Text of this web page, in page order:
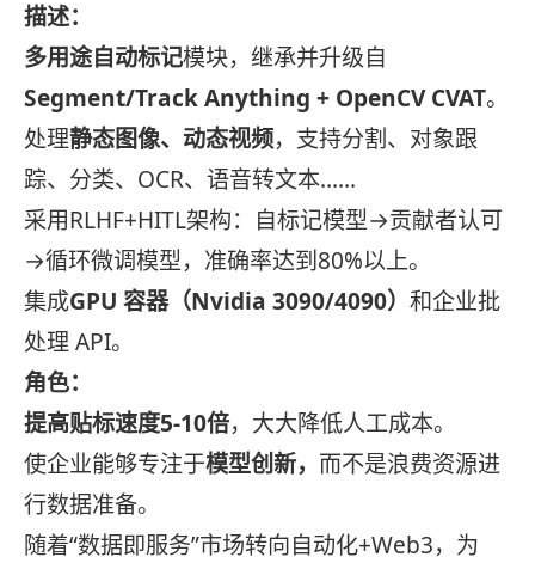
描述：
多用途自动标记模块，继承并升级自
Segment/Track Anything + OpenCV CVAT。
处理静态图像、动态视频，支持分割、对象跟
踪、分类、OCR、语音转文本……
采用RLHF+HITL架构：自标记模型→贡献者认可
→循环微调模型，准确率达到80%以上。
集成GPU 容器（Nvidia 3090/4090） 和企业批
处理 API。
角色：
提高贴标速度5-10倍，大大降低人工成本。
使企业能够专注于模型创新， 而不是浪费资源进
行数据准备。
随着“数据即服务”市场转向自动化+Web3，为